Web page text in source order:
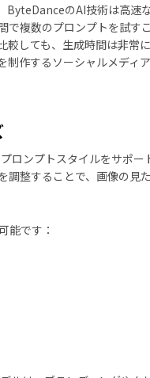
ByteDanceのAI技術は高速
で複数のプロンプトを試す
較しても、生成時間は非常に
制作するソーシャルメディア
ロンプトスタイルをサポー
調整することで、画像の見
能です：